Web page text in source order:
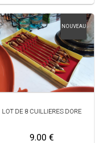
NOUVEAU
LOT DE 8 CUILLIERES DORE
9.00 €